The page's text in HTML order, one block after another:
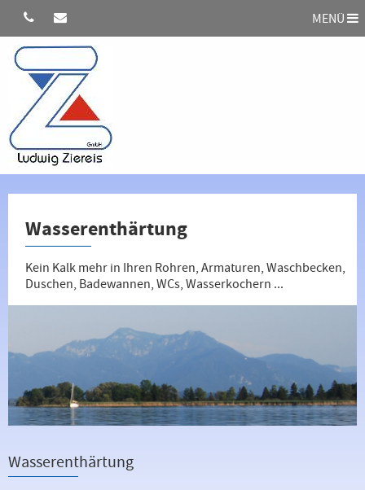
MENÜ
Wasserenthärtung
Kein Kalk mehr in Ihren Rohren, Armaturen, Waschbecken,
Duschen, Badewannen, WCs, Wasserkochern ...
Wasserenthärtung